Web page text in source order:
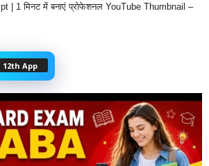
| 1 मिनट में बनाएं प्रोफेशनल YouTube Thumbnail –
App